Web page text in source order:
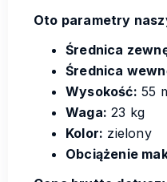
Oto parametry
Średnica
Średnica
Wysokość: 55
Waga: 23 kg
Kolor: zielony
Obciążenie